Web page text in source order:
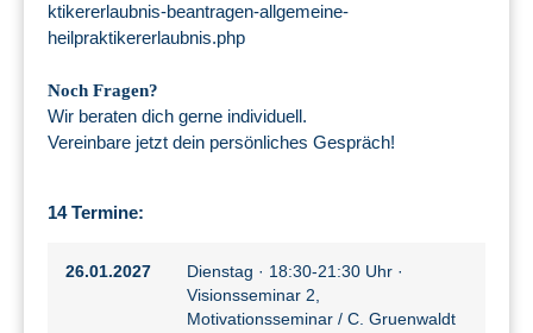
ktikererlaubnis-beantragen-allgemeine-
heilpraktikererlaubnis.php
Noch Fragen?
Wir beraten dich gerne individuell.
Vereinbare jetzt dein persönliches Gespräch!
14 Termine:
26.01.2027
Dienstag · 18:30-21:30 Uhr ·
Visionsseminar 2,
Motivationsseminar / C. Gruenwaldt